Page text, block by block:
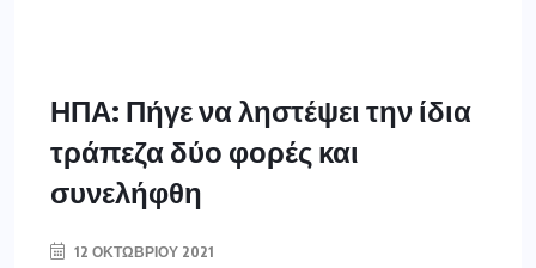
ΗΠΑ: Πήγε να ληστέψει την ίδια
τράπεζα δύο φορές και
συνελήφθη
12 ΟΚΤΩΒΡΊΟΥ 2021